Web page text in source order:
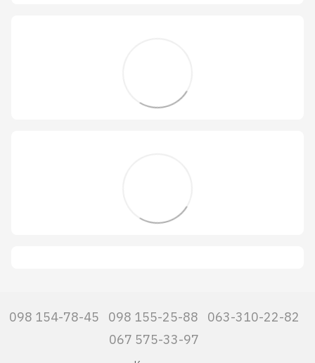
098 154-78-45 098 155-25-88
063-310-22-82
067 575-33-97